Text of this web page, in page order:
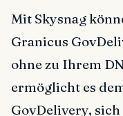
Mit Skysnag
Granicus
ohne zu Ihrem
ermöglicht es
GovDelivery,